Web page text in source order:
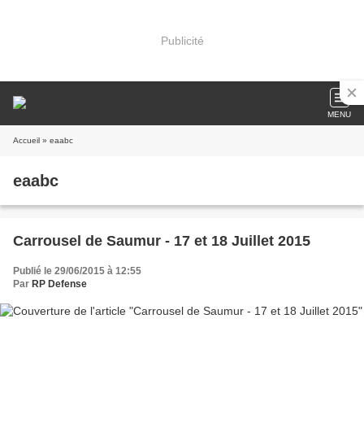
Publicité
MENU
Accueil » eaabc
eaabc
Carrousel de Saumur - 17 et 18 Juillet 2015
Publié le 29/06/2015 à 12:55
Par RP Defense